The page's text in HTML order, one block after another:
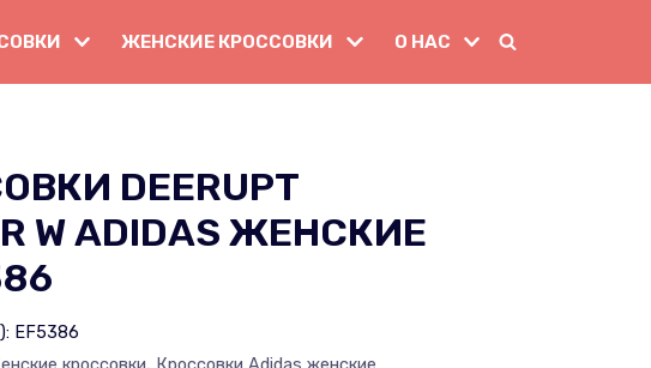
ЖЕНСКИЕ КРОССОВКИ О НАС
DEERUPT
W ADIDAS ЖЕНСКИЕ
EF5386